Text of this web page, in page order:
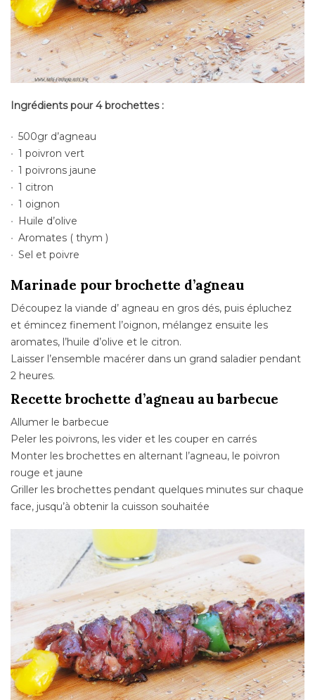
Ingrédients pour 4 brochettes :
500gr d’agneau
1 poivron vert
1 poivrons jaune
1 citron
1 oignon
Huile d’olive
Aromates ( thym )
Sel et poivre
Marinade pour brochette d’agneau
Découpez la viande d’ agneau en gros dés, puis épluchez
et émincez finement l’oignon, mélangez ensuite les
aromates, l’huile d’olive et le citron.
Laisser l’ensemble macérer dans un grand saladier pendant
2 heures.
Recette brochette d’agneau au barbecue
Allumer le barbecue
Peler les poivrons, les vider et les couper en carrés
Monter les brochettes en alternant l’agneau, le poivron
rouge et jaune
Griller les brochettes pendant quelques minutes sur chaque
face, jusqu’à obtenir la cuisson souhaitée